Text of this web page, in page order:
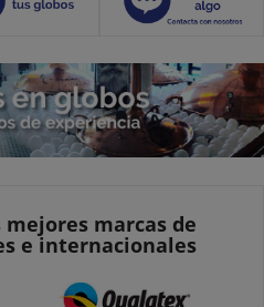
marcas de
e internacionales